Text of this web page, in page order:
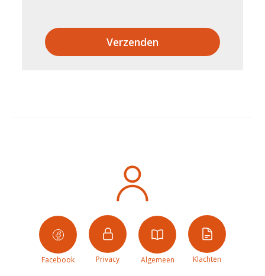
Verzenden
Facebook Privacy Algemeen Klachten